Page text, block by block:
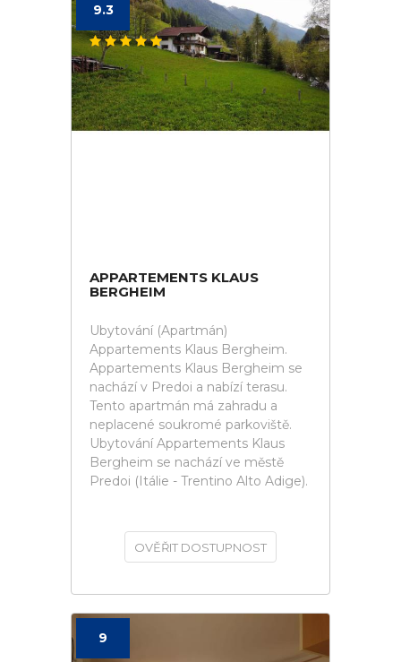
9.3
APPARTEMENTS KLAUS
BERGHEIM
Ubytování (Apartmán)
Appartements Klaus Bergheim.
Appartements Klaus Bergheim se
nachází v Predoi a nabízí terasu.
Tento apartmán má zahradu a
neplacené soukromé parkoviště.
Ubytování Appartements Klaus
Bergheim se nachází ve městě
Predoi (Itálie - Trentino Alto Adige).
OVĚŘIT DOSTUPNOST
9